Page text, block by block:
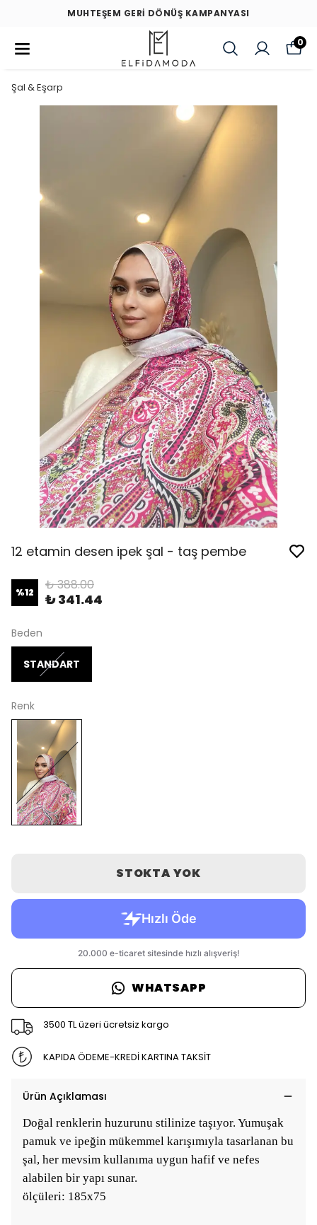
MUHTEŞEM GERİ DÖNÜŞ KAMPANYASI
0
Şal & Eşarp
12 etamin desen ipek şal - taş pembe
%12 ₺ 388.00
₺ 341.44
Beden
STANDART
Renk
STOKTA YOK
WHATSAPP
3500 TL üzeri ücretsiz kargo
KAPIDA ÖDEME-KREDİ KARTINA TAKSİT
Ürün Açıklaması
Doğal renklerin huzurunu stilinize taşıyor. Yumuşak
pamuk ve ipeğin mükemmel karışımıyla tasarlanan bu
şal, her mevsim kullanıma uygun hafif ve nefes
alabilen bir yapı sunar.
ölçüleri: 185x75